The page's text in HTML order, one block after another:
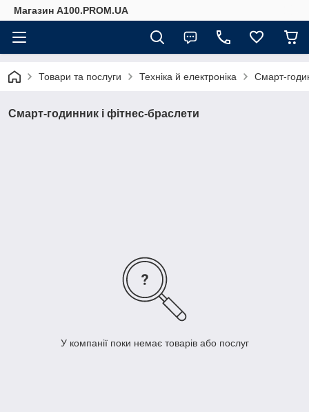
Магазин A100.PROM.UA
Товари та послуги Техніка й електроніка Смарт-
Смарт-годинник і фітнес-браслети
У компанії поки немає товарів або послуг